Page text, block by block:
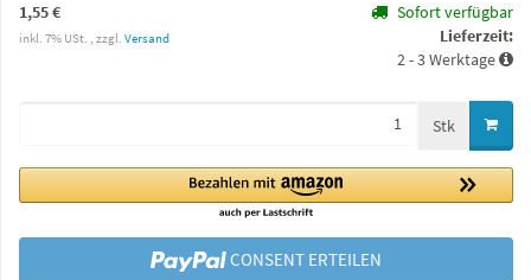
1,55 €
inkl. 7% USt. , zzgl. Versand
Sofort verfügbar
Lieferzeit:
2 - 3 Werktage
Stk
CONSENT ERTEILEN